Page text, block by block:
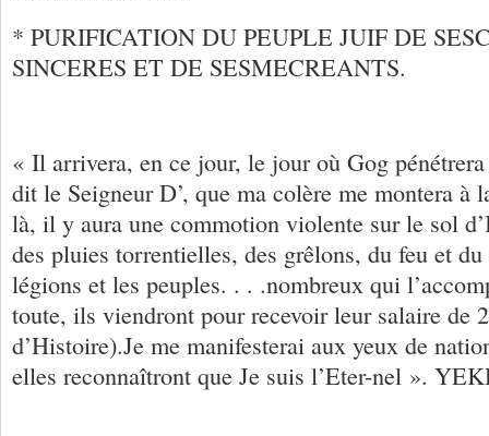
* PURIFICATION DU PEUPLE JUIF DE
SINCERES ET DE SESMECREANTS.
« Il arrivera, en ce jour, le jour où Gog
dit le Seigneur D’, que ma colère me montera à
là, il y aura une commotion violente sur le sol
des pluies torrentielles, des grêlons, du feu et
légions et les peuples. . . .nombreux qui
toute, ils viendront pour recevoir leur salaire de
d’Histoire).Je me manifesterai aux yeux de
elles reconnaîtront que Je suis l’Eter-nel ».